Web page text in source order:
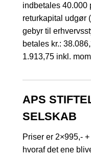
indbetales 40.000
returkapital udgør
gebyr til
betales kr.:
1.913,75 inkl.
APS
SELSKAB
Priser er 2×995,-
hvoraf det ene